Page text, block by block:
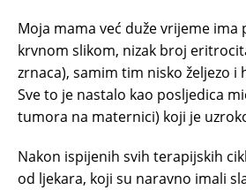
Moja mama već duže vrijeme ima
krvnom slikom, nizak broj
zrnaca), samim tim nisko željezo i
Sve to je nastalo kao posljedica
tumora na maternici) koji je
Nakon ispijenih svih terapijskih
od ljekara, koji su naravno imali